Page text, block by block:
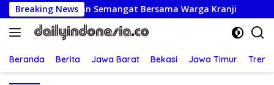
Langsung
ke
konten
Breaking News
Tawa dan Semangat Bersama Warga Kranji
Beranda Berita Jawa Barat Bekasi Jawa Timur